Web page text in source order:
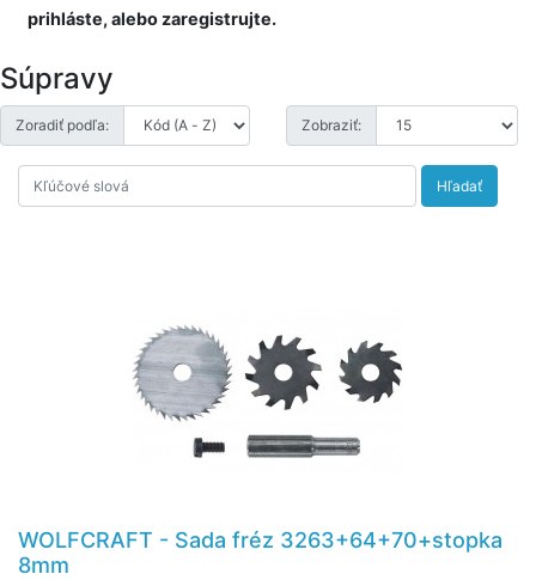
prihláste, alebo zaregistrujte.
Súpravy
Zoradiť podľa: Zobraziť:
Hľadať
WOLFCRAFT - Sada fréz 3263+64+70+stopka
8mm